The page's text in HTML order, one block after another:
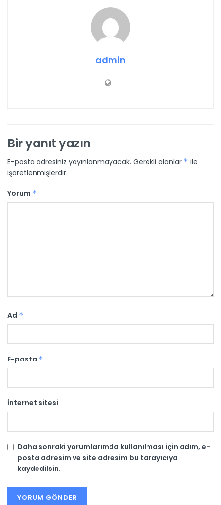
admin
Bir yanıt yazın
E-posta adresiniz yayınlanmayacak. Gerekli alanlar * ile
işaretlenmişlerdir
Yorum *
Ad *
E-posta *
İnternet sitesi
Daha sonraki yorumlarımda kullanılması için adım, e-
posta adresim ve site adresim bu tarayıcıya
kaydedilsin.